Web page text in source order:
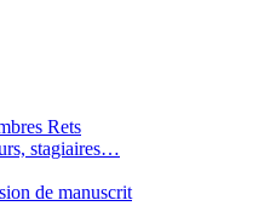
Rets
stagiaires…
de manuscrit